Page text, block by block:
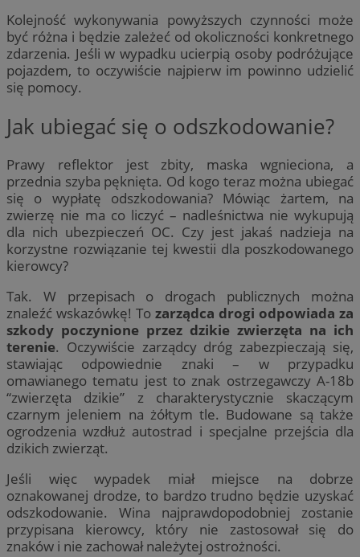
Kolejność wykonywania powyższych czynności może
być różna i będzie zależeć od okoliczności konkretnego
zdarzenia. Jeśli w wypadku ucierpią osoby podróżujące
pojazdem, to oczywiście najpierw im powinno udzielić
się pomocy.
Jak ubiegać się o odszkodowanie?
Prawy reflektor jest zbity, maska wgnieciona, a
przednia szyba pęknięta. Od kogo teraz można ubiegać
się o wypłatę odszkodowania? Mówiąc żartem, na
zwierzę nie ma co liczyć – nadleśnictwa nie wykupują
dla nich ubezpieczeń OC. Czy jest jakaś nadzieja na
korzystne rozwiązanie tej kwestii dla poszkodowanego
kierowcy?
Tak. W przepisach o drogach publicznych można
znaleźć wskazówkę! To zarządca drogi odpowiada za
szkody poczynione przez dzikie zwierzęta na ich
terenie. Oczywiście zarządcy dróg zabezpieczają się,
stawiając odpowiednie znaki – w przypadku
omawianego tematu jest to znak ostrzegawczy A-18b
“zwierzęta dzikie” z charakterystycznie skaczącym
czarnym jeleniem na żółtym tle. Budowane są także
ogrodzenia wzdłuż autostrad i specjalne przejścia dla
dzikich zwierząt.
Jeśli więc wypadek miał miejsce na dobrze
oznakowanej drodze, to bardzo trudno będzie uzyskać
odszkodowanie. Wina najprawdopodobniej zostanie
przypisana kierowcy, który nie zastosował się do
znaków i nie zachował należytej ostrożności.